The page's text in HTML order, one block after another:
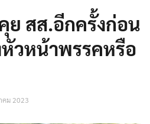
ย​ สส.​อีกครั้ง​ก่อน
วหน้าพรรคหรือ
คม 2023